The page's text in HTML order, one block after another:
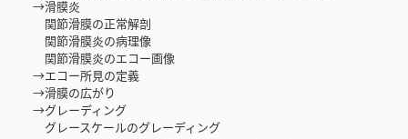
→滑膜炎
関節滑膜の正常解剖
関節滑膜炎の病理像
関節滑膜炎のエコー画像
→エコー所見の定義
→滑膜の広がり
→グレーディング
グレースケールのグレーディング